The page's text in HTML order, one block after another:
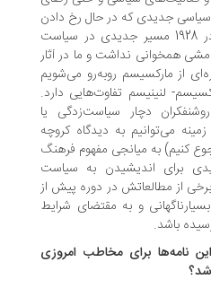
که در حال رخ دادن
بود، بی‌خبر مانده بود. کمینترن در 1928 مسیر جدیدی در سیاست
نداشت و ما در آثار
مارکسیسم روبه‌رو می‌شویم
تفاوت‌هایی دارد.
دچار سیاست‌زدگی یا
به دیدگاه کروچه
به میانجی مفهوم فرهنگ
اندیشیدن به سیاست
مطالعاتش در دوره پیش از
و به مقتضای شرایط
برای مخاطب امروزی